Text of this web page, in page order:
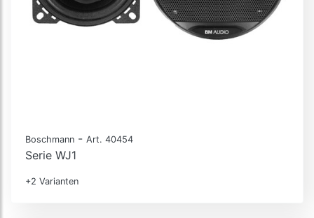
Boschmann - Art. 40454
Serie WJ1
+2 Varianten